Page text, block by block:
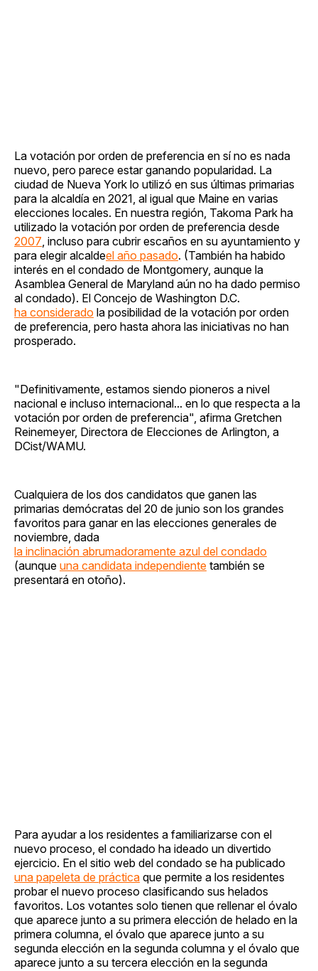
La votación por orden de preferencia en sí no es nada
nuevo, pero parece estar ganando popularidad. La
ciudad de Nueva York lo utilizó en sus últimas primarias
para la alcaldía en 2021, al igual que Maine en varias
elecciones locales. En nuestra región, Takoma Park ha
utilizado la votación por orden de preferencia desde
2007 , incluso para cubrir escaños en su ayuntamiento y
para elegir alcaldeel año pasado. (También ha habido
interés en el condado de Montgomery, aunque la
Asamblea General de Maryland aún no ha dado permiso
al condado). El Concejo de Washington D.C.
ha considerado la posibilidad de la votación por orden
de preferencia, pero hasta ahora las iniciativas no han
prosperado.
"Definitivamente, estamos siendo pioneros a nivel
nacional e incluso internacional... en lo que respecta a la
votación por orden de preferencia", afirma Gretchen
Reinemeyer, Directora de Elecciones de Arlington, a
DCist/WAMU.
Cualquiera de los dos candidatos que ganen las
primarias demócratas del 20 de junio son los grandes
favoritos para ganar en las elecciones generales de
noviembre, dada
la inclinación abrumadoramente azul del condado
(aunque una candidata independiente también se
presentará en otoño).
Para ayudar a los residentes a familiarizarse con el
nuevo proceso, el condado ha ideado un divertido
ejercicio. En el sitio web del condado se ha publicado
una papeleta de práctica que permite a los residentes
probar el nuevo proceso clasificando sus helados
favoritos. Los votantes solo tienen que rellenar el óvalo
que aparece junto a su primera elección de helado en la
primera columna, el óvalo que aparece junto a su
segunda elección en la segunda columna y el óvalo que
aparece junto a su tercera elección en la segunda